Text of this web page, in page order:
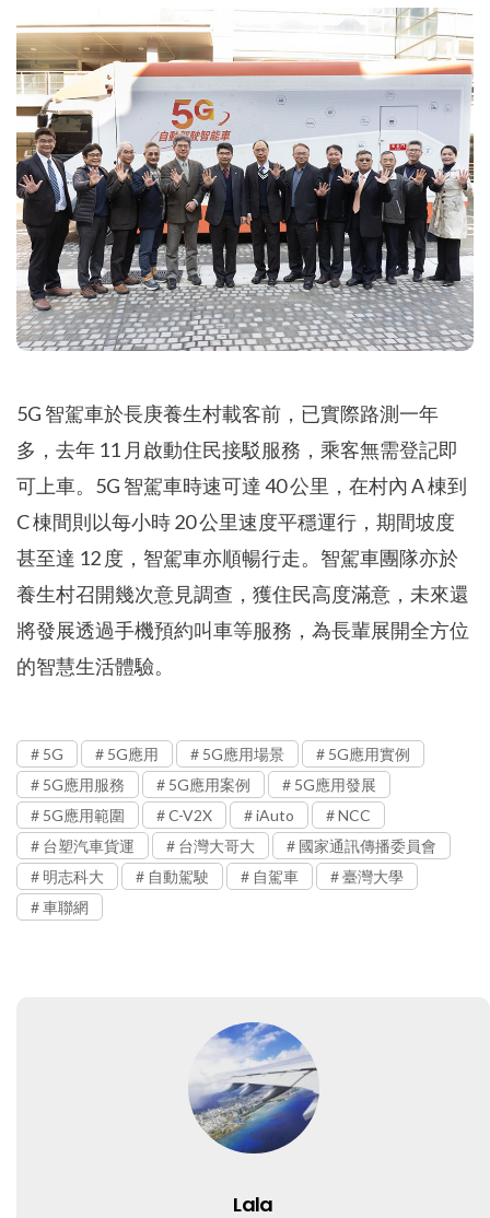
5G 智駕車於長庚養生村載客前，已實際路測一年
多，去年 11 月啟動住民接駁服務，乘客無需登記即
可上車。5G 智駕車時速可達 40 公里，在村內 A 棟到
C 棟間則以每小時 20 公里速度平穩運行，期間坡度
甚至達 12 度，智駕車亦順暢行走。智駕車團隊亦於
養生村召開幾次意見調查，獲住民高度滿意，未來還
將發展透過手機預約叫車等服務，為長輩展開全方位
的智慧生活體驗。
5G 5G應用 5G應用場景
5G應用實例
5G應用服務
5G應用案例
5G應用發展
5G應用範圍
C-V2X iAuto
NCC
台塑汽車貨運
台灣大哥大
國家通訊傳播委員會
明志科大
自動駕駛 自駕車
臺灣大學
車聯網
Lala